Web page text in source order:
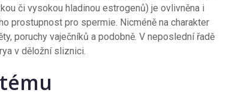
či vysokou hladinou estrogenů) je ovlivněna i
prostupnost pro spermie. Nicméně na charakter
poruchy vaječníků a podobně. V neposlední řadě
v děložní sliznici.